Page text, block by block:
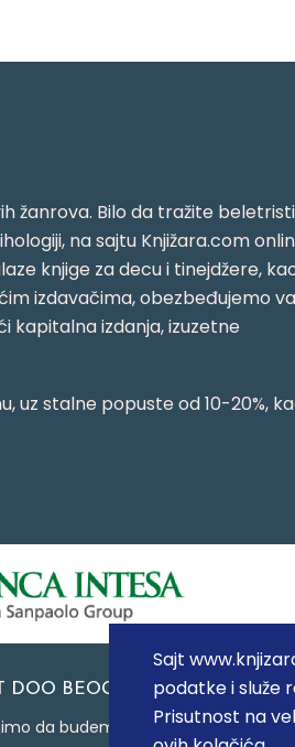
Sajt
podatke i služe
Prisutnost na
žanrova. Bilo da tražite
na sajtu Knjižara.com
knjige za decu i tinejdžere,
izdavačima, obezbeđujemo
kapitalna izdanja, izuzetne
uz stalne popuste od 10-20%,
BEOGRAD (NOVI
da budemo što precizniji u opisu